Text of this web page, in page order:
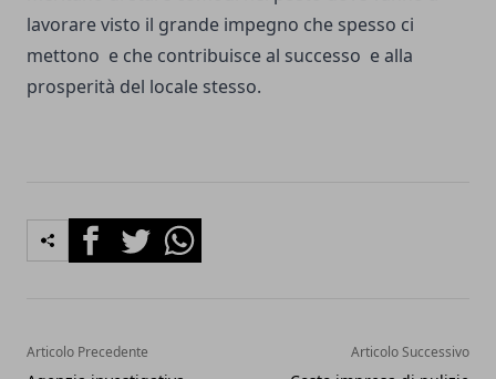
lavorare visto il grande impegno che spesso ci
mettono e che contribuisce al successo e alla
prosperità del locale stesso.
FacebookTwitterWhatsapp
Articolo Precedente Articolo Successivo